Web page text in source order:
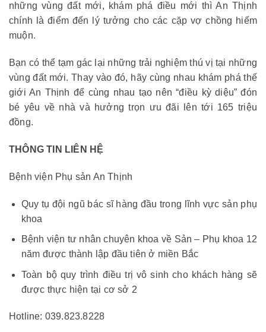
những vùng đất mới, khám phá điều mới thì An Thịnh
chính là điểm đến lý tưởng cho các cặp vợ chồng hiếm
muộn.
Bạn có thể tạm gác lại những trải nghiệm thú vị tại những
vùng đất mới. Thay vào đó, hãy cùng nhau khám phá thế
giới An Thịnh để cùng nhau tạo nên “điều kỳ diệu” đón
bé yêu về nhà và hưởng trọn ưu đãi lên tới 165 triệu
đồng.
THÔNG TIN LIÊN HỆ
Bệnh viện Phụ sản An Thịnh
Quy tụ đội ngũ bác sĩ hàng đầu trong lĩnh vực sản phụ
khoa
Bệnh viện tư nhân chuyên khoa về Sản – Phụ khoa 12
năm được thành lập đầu tiên ở miền Bắc
Toàn bộ quy trình điều trị vô sinh cho khách hàng sẽ
được thực hiện tại cơ sở 2
Hotline: 039.823.8228